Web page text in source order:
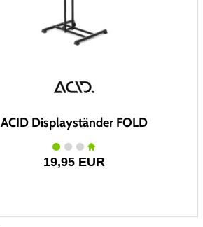
ACID Displayständer FOLD
19,95 EUR